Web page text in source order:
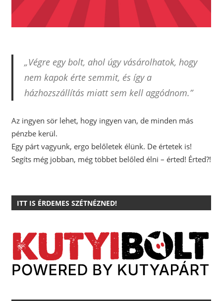
„Végre egy bolt, ahol úgy vásárolhatok, hogy
nem kapok érte semmit, és így a
házhozszállítás miatt sem kell aggódnom.”
Az ingyen sör lehet, hogy ingyen van, de minden más
pénzbe kerül.
Egy párt vagyunk, ergo belőletek élünk. De értetek is!
Segíts még jobban, még többet belőled élni – érted! Érted?!
ITT IS ÉRDEMES SZÉTNÉZNED!